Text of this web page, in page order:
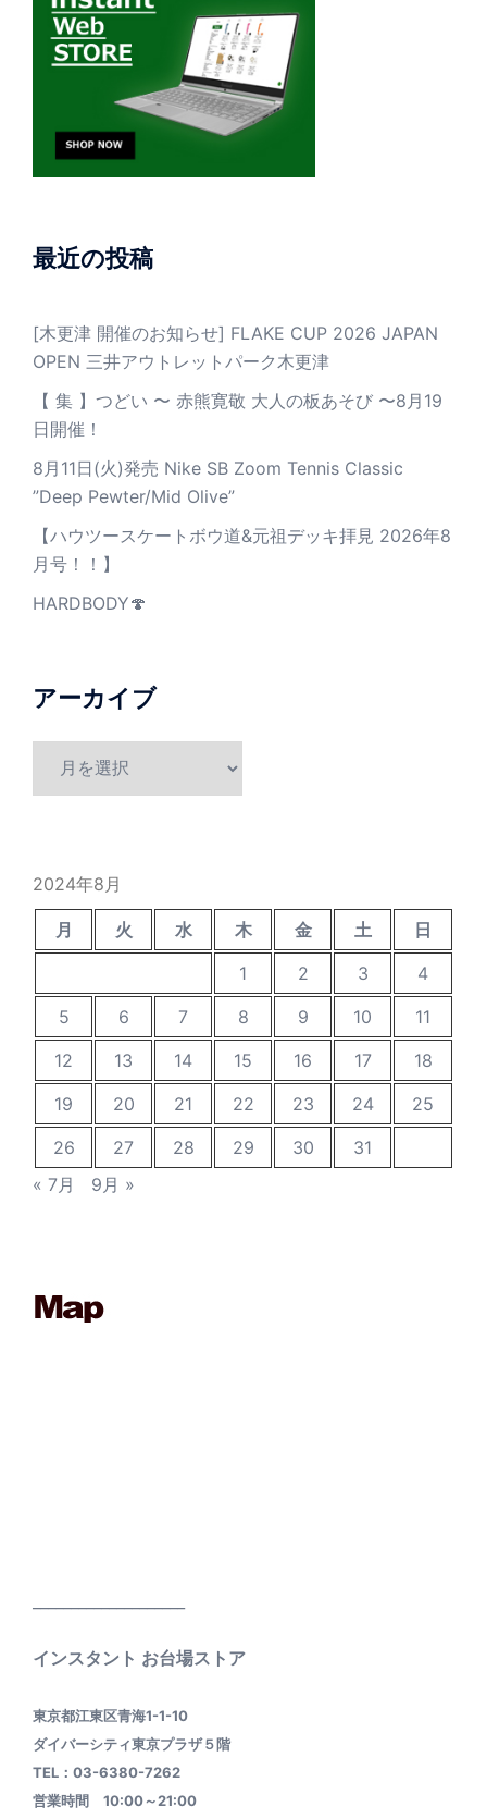
最近の投稿
[木更津 開催のお知らせ] FLAKE CUP 2026 JAPAN
OPEN 三井アウトレットパーク木更津
【 集 】つどい 〜 赤熊寛敬 大人の板あそび 〜8月19
日開催！
8月11日(火)発売 Nike SB Zoom Tennis Classic
”Deep Pewter/Mid Olive”
【ハウツースケートボウ道&元祖デッキ拝見 2026年8
月号！！】
HARDBODY🍄
アーカイブ
2024年8月
月 火 水 木 金 土
日
1
2 3
4
5
6 7 8 9 10
11
12
13 14 15 16 17
18
19
20 21 22 23 24
25
26
27 28 29 30
31
« 7月
9月 »
インスタント お台場ストア
東京都江東区青海1-1-10
ダイバーシティ東京プラザ５階
TEL：03-6380-7262
営業時間 10:00～21:00